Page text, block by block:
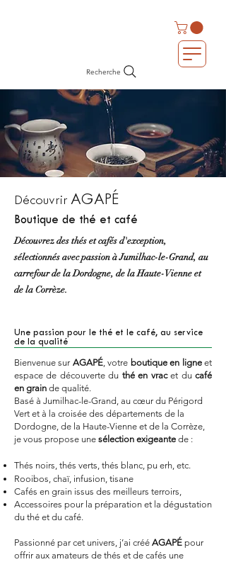
Recherche
Découvrir AGAPÉ
Boutique de thé et café
Découvrez des thés et cafés d'exception,
sélectionnés avec passion à Jumilhac-le-Grand, au
carrefour de la Dordogne, de la Haute-Vienne et
de la Corrèze.
Une passion pour le thé et le café, au service
de la qualité
Bienvenue sur AGAPÉ, votre boutique en ligneet
espace de découverte du thé en vracet ducafé
en grain de qualité.
Basé à Jumilhac-le-Grand, au cœur du Périgord
Vert et à la croisée des départements de la
Dordogne, de la Haute-Vienne et de la Corrèze,
je vous propose une sélection exigeante de :
Thés noirs, thés verts, thés blanc, pu erh, etc.
Rooibos, chaï, infusion, tisane
Cafés en grain issus des meilleurs terroirs,
Accessoires pour la préparation et la dégustation
du thé et du café.
Passionné par cet univers, j’ai créé AGAPÉ pour
offrir aux amateurs de thés et de cafés une